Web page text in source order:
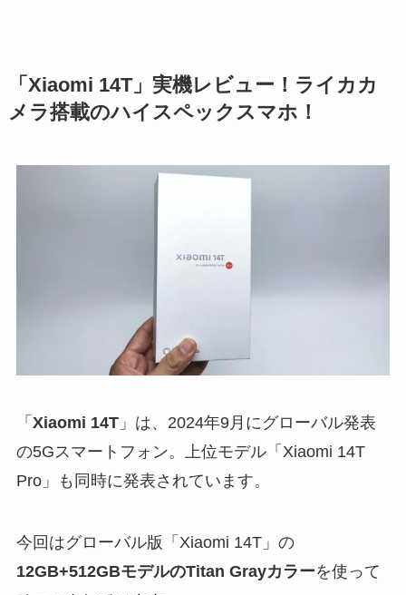
「Xiaomi 14T」実機レビュー！ライカカ
メラ搭載のハイスペックスマホ！
「 Xiaomi 14T」は、2024年9月にグローバル発表
の5Gスマートフォン。上位モデル「Xiaomi 14T
Pro」も同時に発表されています。
今回はグローバル版「Xiaomi 14T」の
12GB+512GBモデルのTitan Grayカラーを使って